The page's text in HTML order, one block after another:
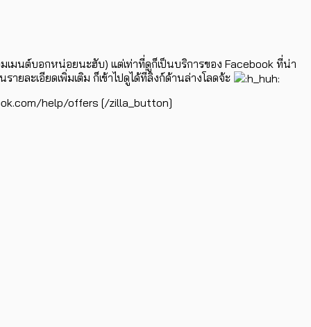
เมนต์บอกหน่อยนะฮับ) แต่เท่าที่ดูก็เป็นบริการของ Facebook ที่น่า
ยละเอียดเพิ่มเติม ก็เข้าไปดูได้ที่ลิงก์ด้านล่างโลดจ้ะ
help/offers [/zilla_button]